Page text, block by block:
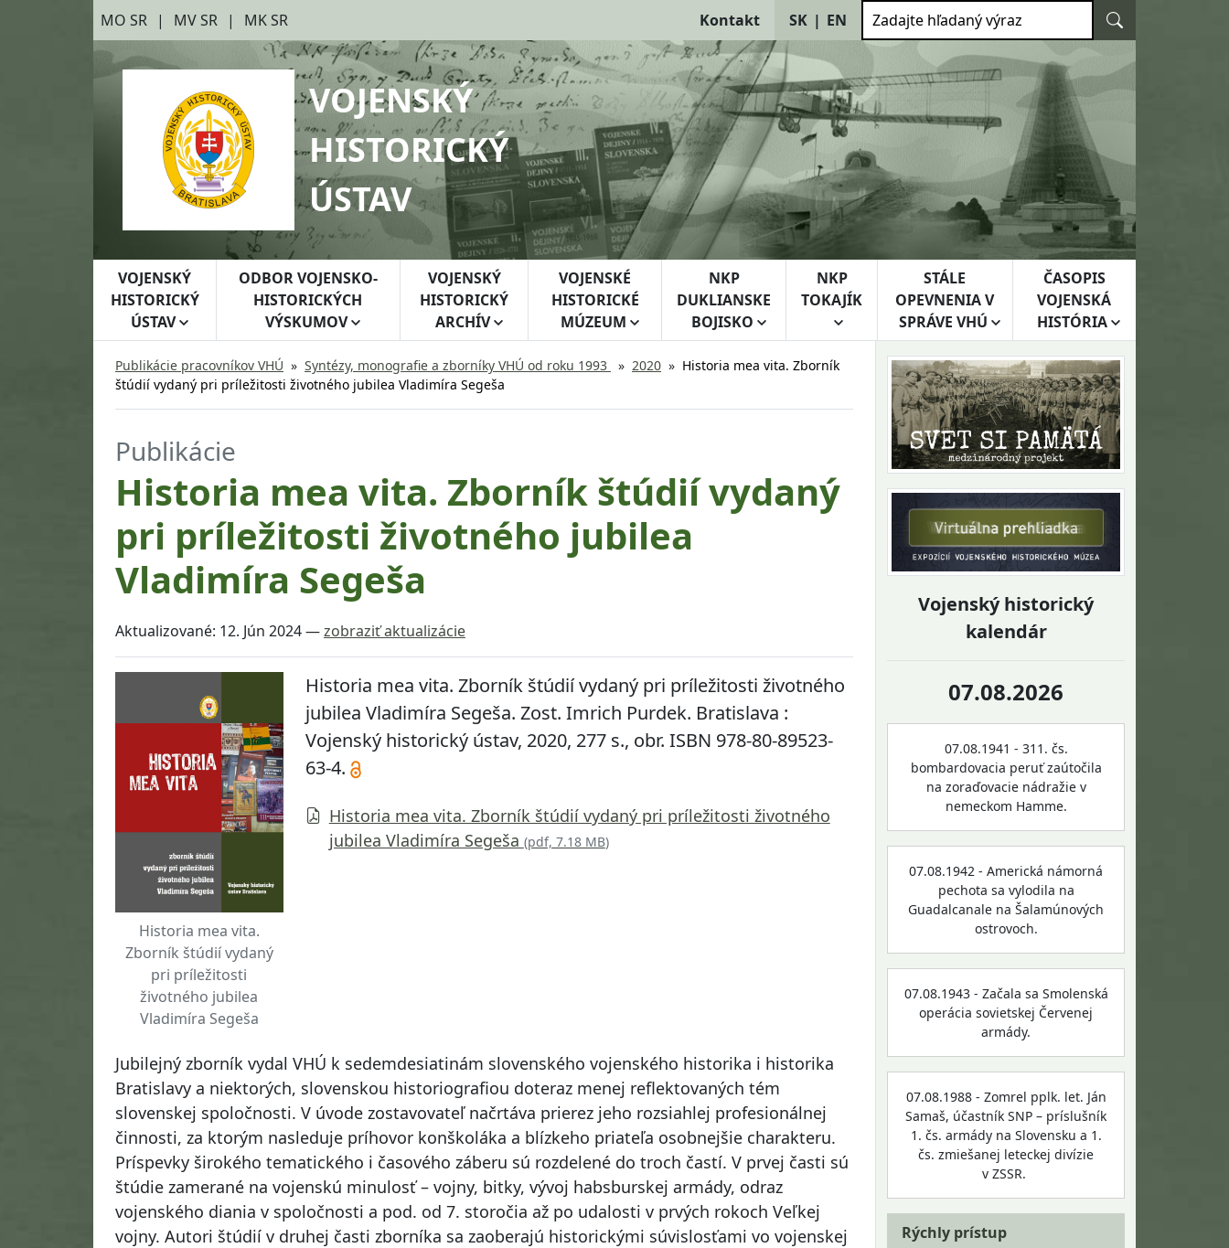
Preskočiť na hlavný obsah
Preskočiť na bočnú lištu
MO SR MV SR MK SR Kontakt SK EN Zadajte hľadaný výraz Vyhľadať
VOJENSKÝ
HISTORICKÝ
ÚSTAV
VOJENSKÝ
HISTORICKÝ
ÚSTAV
ODBOR VOJENSKO-
HISTORICKÝCH
VÝSKUMOV
VOJENSKÝ
HISTORICKÝ
ARCHÍV
VOJENSKÉ
HISTORICKÉ
MÚZEUM
NKP
DUKLIANSKE
BOJISKO
NKP
TOKAJÍK
STÁLE
OPEVNENIA V
SPRÁVE VHÚ
ČASOPIS
VOJENSKÁ
HISTÓRIA
Publikácie pracovníkov VHÚ Syntézy, monografie a zborníky VHÚ od roku 1993 2020
Historia mea vita. Zborník
štúdií vydaný pri príležitosti životného jubilea Vladimíra Segeša
Publikácie
Historia mea vita. Zborník štúdií vydaný
pri príležitosti životného jubilea
Vladimíra Segeša
Aktualizované: 12. Jún 2024—zobraziť aktualizácie
Historia mea vita.
Zborník štúdií vydaný
pri príležitosti
životného jubilea
Vladimíra Segeša
Historia mea vita. Zborník štúdií vydaný pri príležitosti životného
jubilea Vladimíra Segeša. Zost. Imrich Purdek. Bratislava :
Vojenský historický ústav, 2020, 277 s., obr. ISBN 978-80-89523-
63-4.
Historia mea vita. Zborník štúdií vydaný pri príležitosti životného
jubilea Vladimíra Segeša (pdf, 7.18 MB)
Jubilejný zborník vydal VHÚ k sedemdesiatinám slovenského vojenského historika i historika
Bratislavy a niektorých, slovenskou historiografiou doteraz menej reflektovaných tém
slovenskej spoločnosti. V úvode zostavovateľ načrtáva prierez jeho rozsiahlej profesionálnej
činnosti, za ktorým nasleduje príhovor konškoláka a blízkeho priateľa osobnejšie charakteru.
Príspevky širokého tematického i časového záberu sú rozdelené do troch častí. V prvej časti sú
štúdie zamerané na vojenskú minulosť – vojny, bitky, vývoj habsburskej armády, odraz
vojenského diania v spoločnosti a pod. od 7. storočia až po udalosti v prvých rokoch Veľkej
vojny. Autori štúdií v druhej časti zborníka sa zaoberajú historickými súvislosťami vo vojenskej
Vojenský historický
kalendár
07.08.2026
07.08.1941 - 311. čs.
bombardovacia peruť zaútočila
na zoraďovacie nádražie v
nemeckom Hamme.
07.08.1942 - Americká námorná
pechota sa vylodila na
Guadalcanale na Šalamúnových
ostrovoch.
07.08.1943 - Začala sa Smolenská
operácia sovietskej Červenej
armády.
07.08.1988 - Zomrel pplk. let. Ján
Samaš, účastník SNP – príslušník
1. čs. armády na Slovensku a 1.
čs. zmiešanej leteckej divízie
v ZSSR.
Rýchly prístup